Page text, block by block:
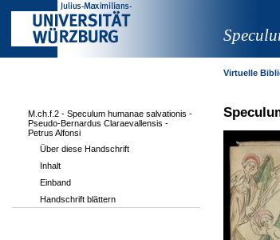
M.ch.f.2 - Speculum humanae salvationis -
Pseudo-Bernardus Claraevallensis -
Petrus Alfonsi
Über diese Handschrift
Inhalt
Einband
Handschrift blättern
Virtuelle